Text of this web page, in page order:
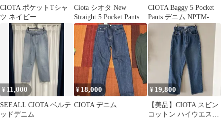
CIOTA ポケットTシャ
ツ ネイビー
Ciota シオタ New
Straight 5 Pocket Pants
32
CIOTA Baggy 5 Pocket
Pants デニム NPTM-
11BG
¥ 11,000
SEEALL CIOTA ベルテ
ッドデニム
¥ 18,000
CIOTA デニム
¥ 19,800
【美品】CIOTA スビン
コットン ハイウエスト